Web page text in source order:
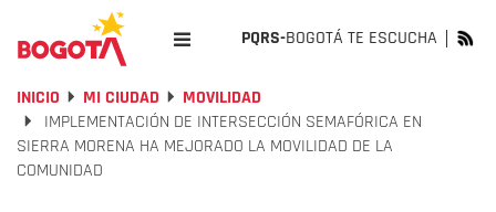
PQRS-BOGOTÁ TE ESCUCHA
INICIO MI CIUDAD
MOVILIDAD
IMPLEMENTACIÓN DE INTERSECCIÓN SEMAFÓRICA EN
SIERRA MORENA HA MEJORADO LA MOVILIDAD DE LA
COMUNIDAD